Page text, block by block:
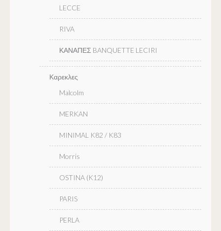
LECCE
RIVA
ΚΑΝΑΠΕΣ BANQUETTE LECIRI
Καρεκλες
Malcolm
MERKAN
MINIMAL K82 / K83
Morris
OSTINA (K12)
PARIS
PERLA